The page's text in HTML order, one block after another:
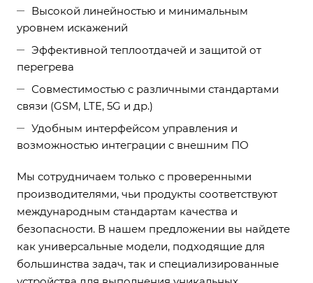
Высокой линейностью и минимальным
уровнем искажений
Эффективной теплоотдачей и защитой от
перегрева
Совместимостью с различными стандартами
связи (GSM, LTE, 5G и др.)
Удобным интерфейсом управления и
возможностью интеграции с внешним ПО
Мы сотрудничаем только с проверенными
производителями, чьи продукты соответствуют
международным стандартам качества и
безопасности. В нашем предложении вы найдете
как универсальные модели, подходящие для
большинства задач, так и специализированные